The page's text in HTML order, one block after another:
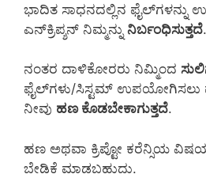
ಭಾದಿತ ಸಾಧನದಲ್ಲಿನ
ಎನ್‌ಕ್ರಿಪ್ಶನ್ ನಿಮ್ಮನ್ನು ನಿರ್ಬಂಧಿಸುತ್ತದೆ.
ನಂತರ ದಾಳಿಕೋರರು ನಿಮ್ಮಿಂದ
ಫೈಲ್‌ಗಳು/ಸಿಸ್ಟಮ್‌ ಉಪಯೋಗಿಸಲು
ನೀವು ಹಣ ಕೊಡಬೇಕಾಗುತ್ತದೆ.
ಹಣ ಅಥವಾ ಕ್ರಿಪ್ಟೋ ಕರೆನ್ಸಿಯ
ಬೇಡಿಕೆ ಮಾಡಬಹುದು.